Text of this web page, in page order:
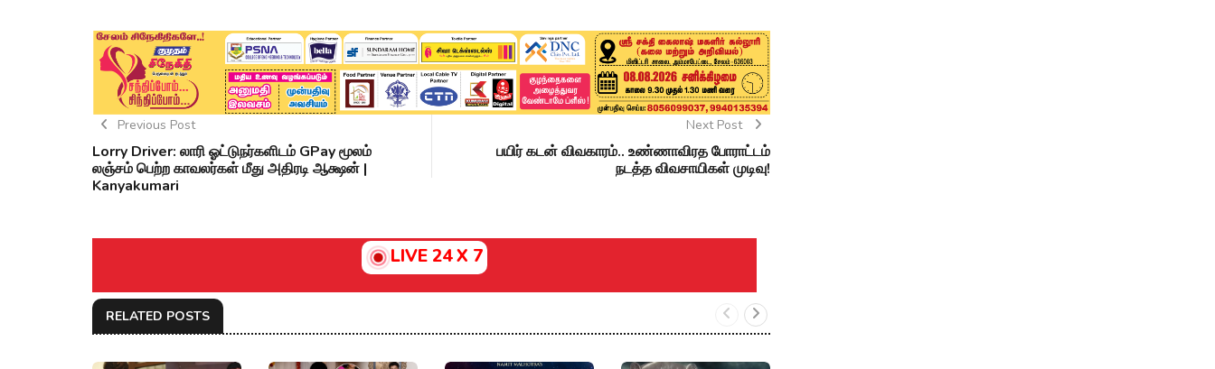
Previous Post
Lorry Driver: லாரி ஓட்டுநர்களிடம் GPay மூலம்
லஞ்சம் பெற்ற காவலர்கள் மீது அதிரடி ஆக்ஷன் |
Kanyakumari
Next Post
பயிர் கடன் விவகாரம்.. உண்ணாவிரத போராட்டம்
நடத்த விவசாயிகள் முடிவு!
LIVE 24 X 7
RELATED POSTS